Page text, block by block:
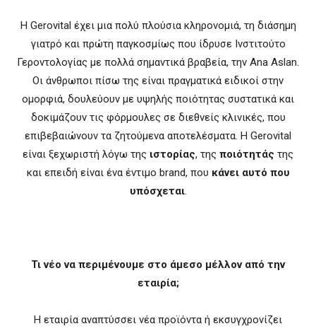
H Gerovital έχει μια πολύ πλούσια κληρονομιά, τη διάσημη
γιατρό και πρώτη παγκοσμίως που ίδρυσε Ινστιτούτο
Γεροντολογίας με πολλά σημαντικά βραβεία, την Ana Aslan.
Οι άνθρωποι πίσω της είναι πραγματικά ειδικοί στην
ομορφιά, δουλεύουν με υψηλής ποιότητας συστατικά και
δοκιμάζουν τις φόρμουλες σε διεθνείς κλινικές, που
επιβεβαιώνουν τα ζητούμενα αποτελέσματα. Η Gerovital
είναι ξεχωριστή λόγω της ιστορίας, της ποιότητάς της
και επειδή είναι ένα έντιμο brand, που κάνει αυτό που
υπόσχεται.
Τι νέο να περιμένουμε στο άμεσο μέλλον από την
εταιρία;
Η εταιρία αναπτύσσει νέα προϊόντα ή εκσυγχρονίζει